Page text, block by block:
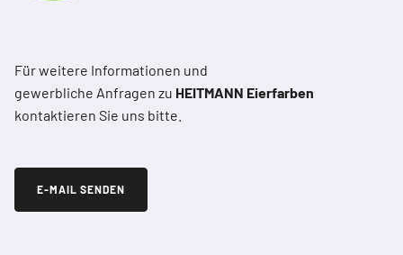
Für weitere Informationen und
gewerbliche Anfragen zu HEITMANN Eierfarben
kontaktieren Sie uns bitte.
E-MAIL SENDEN